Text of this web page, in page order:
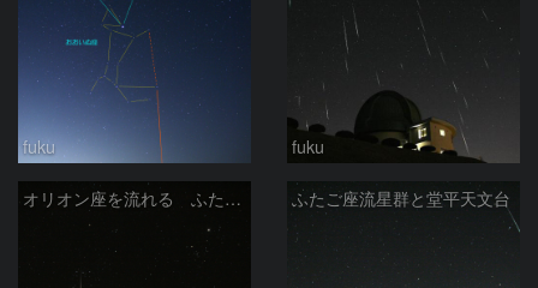
fuku fuku
オリオン座を流れる ふたご座流星群 ふたご座流星群と堂平天文台